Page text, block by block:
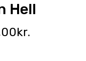
Hell
kr.